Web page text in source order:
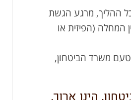
ההליך, מרגע הגשת
המחלה (הפיזית או
משרד הביטחון,